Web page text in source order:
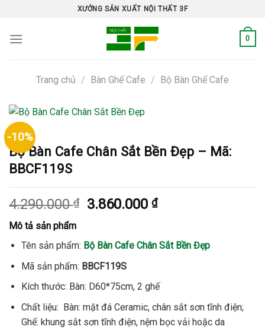
content
XƯỞNG SẢN XUẤT NỘI THẤT 3F
0
Trang chủ / Bàn Ghế Cafe / Bộ Bàn Ghế Cafe
-10%
Bộ Bàn Cafe Chân Sắt Bền Đẹp – Mã:
BBCF119S
4.290.000₫
Giá
4.290.000 ₫.
3.860.000₫Giá
là:
Mô tả sản phẩm
Tên sản phẩm: Bộ Bàn Cafe Chân Sắt Bền Đẹp
Mã sản phẩm: BBCF119S
Kích thước: Bàn: D60*75cm, 2 ghế
Chất liệu: Bàn: mặt đá Ceramic, chân sắt sơn tĩnh điện;
Ghế: khung sắt sơn tĩnh điện, nệm bọc vải hoặc da